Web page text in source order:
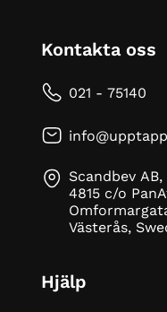
Kontakta oss
021 - 75140
Scandbev
4815 c/o
Västerås,
Hjälp